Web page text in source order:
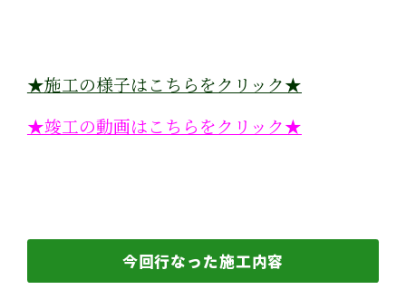
★施工の様子はこちらをクリック★
★竣工の動画はこちらをクリック★
今回行なった施工内容